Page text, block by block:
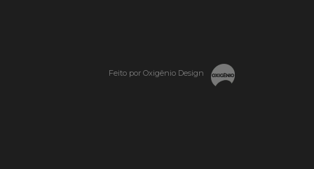
Feito por Oxigênio Design